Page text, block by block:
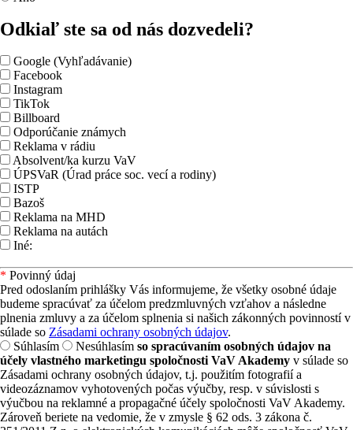
Odkiaľ ste sa od nás dozvedeli?
Google (Vyhľadávanie)
Facebook
Instagram
TikTok
Billboard
Odporúčanie známych
Reklama v rádiu
Absolvent/ka kurzu VaV
ÚPSVaR (Úrad práce soc. vecí a rodiny)
ISTP
Bazoš
Reklama na MHD
Reklama na autách
Iné:
* Povinný údaj
Pred odoslaním prihlášky Vás informujeme, že všetky osobné údaje
budeme spracúvať za účelom predzmluvných vzťahov a následne
plnenia zmluvy a za účelom splnenia si našich zákonných povinností v
súlade so Zásadami ochrany osobných údajov.
Súhlasím
Nesúhlasím so spracúvaním osobných údajov na
účely vlastného marketingu spoločnosti VaV Akademy v súlade so
Zásadami ochrany osobných údajov, t.j. použitím fotografií a
videozáznamov vyhotovených počas výučby, resp. v súvislosti s
výučbou na reklamné a propagačné účely spoločnosti VaV Akademy.
Zároveň beriete na vedomie, že v zmysle § 62 ods. 3 zákona č.